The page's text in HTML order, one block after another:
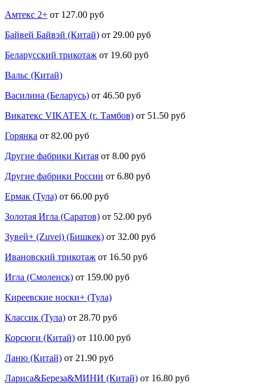
Амтекс 2+ от 127.00 руб
Байвей Байвэй (Китай) от 29.00 руб
Беларусский трикотаж от 19.60 руб
Вальс (Китай)
Василина (Беларусь) от 46.50 руб
Викатекс VIKATEX (г. Тамбов) от 51.50 руб
Горянка от 82.00 руб
Другие фабрики Китая от 8.00 руб
Другие фабрики России от 6.80 руб
Ермак (Тула) от 66.00 руб
Золотая Игла (Саратов) от 52.00 руб
Зувей+ (Zuvei) (Бишкек) от 32.00 руб
Ивановский трикотаж от 16.50 руб
Игла (Смоленск) от 159.00 руб
Киреевские носки+ (Тула)
Классик (Тула) от 28.70 руб
Корсюги (Китай) от 110.00 руб
Ланю (Китай) от 21.90 руб
Лариса&Береза&МИНИ (Китай) от 16.80 руб